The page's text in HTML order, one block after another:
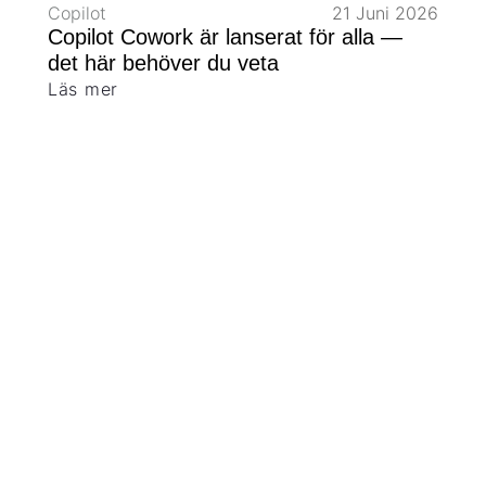
Copilot 21 Juni 2026
Copilot Cowork är lanserat för alla —
det här behöver du veta
Läs mer